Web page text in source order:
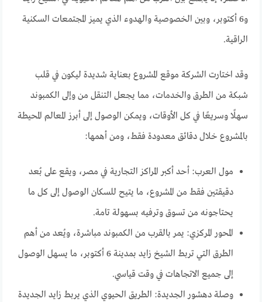
و6 أكتوبر، وبين الخصوصية والهدوء الذي يميز المجتمعات السكنية
الراقية.
وقد اختارت الشركة موقع المشروع بعناية شديدة ليكون في قلب
شبكة من الطرق والخدمات، مما يجعل التنقل من وإلى الكمبوند
سهلًا وسريعًا في كل الأوقات، ويمكن الوصول إلى أبرز المعالم المحيطة
بالمشروع خلال دقائق معدودة فقط، ومن أهمها:
مول العرب: أحد أكبر المراكز التجارية في مصر، ويقع على بُعد
دقيقتين فقط من المشروع، ما يتيح للسكان الوصول إلى كل ما
يحتاجونه من تسوق وترفيه بسهولة تامة.
المحور المركزي: يمر بالقرب من الكمبوند مباشرة، ويُعد من أهم
الطرق التي تربط الشيخ زايد بمدينة 6 أكتوبر، ما يسهل الوصول
إلى جميع الاتجاهات في وقت قياسي.
وصلة دهشور الجديدة: الطريق الحيوي الذي يربط زايد الجديدة